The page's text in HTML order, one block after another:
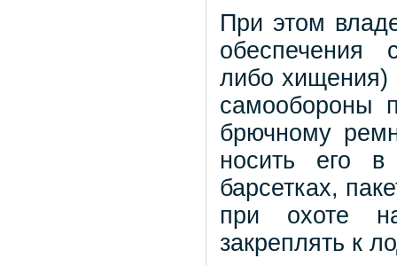
При этом
обеспечения
либо хищения)
самообороны
брючному
носить его
барсетках,
при охоте
закреплять к